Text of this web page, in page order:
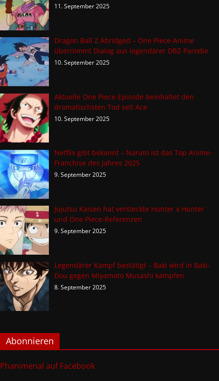
11. September 2025
Dragon Ball Z Abridged – One Piece-Anime
übernimmt Dialog aus legendärer DBZ-Parodie
10. September 2025
Aktuelle One Piece-Episode beinhaltet den
dramatischsten Tod seit Ace
10. September 2025
Netflix gibt bekannt – Naruto ist das Top Anime-
Franchise des Jahres 2025
9. September 2025
Jujutsu Kaisen hat versteckte Hunter x Hunter
und One Piece-Referenzen
9. September 2025
Legendärer Kampf bestätigt – Baki wird in Baki-
Dou gegen Miyamoto Musashi kämpfen
8. September 2025
Abonnieren
Phanimenal auf Facebook